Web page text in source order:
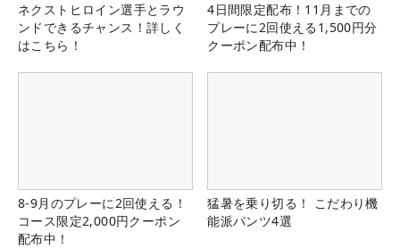
ネクストヒロイン選手とラウ
ンドできるチャンス！詳しく
はこちら！
4日間限定配布！11月までの
プレーに2回使える1,500円分
クーポン配布中！
8-9月のプレーに2回使える！
コース限定2,000円クーポン
配布中！
猛暑を乗り切る！ こだわり機
能派パンツ4選